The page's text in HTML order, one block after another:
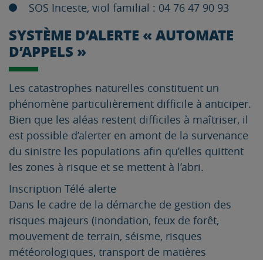
SOS Inceste, viol familial : 04 76 47 90 93
SYSTÈME D’ALERTE « AUTOMATE
D’APPELS »
Les catastrophes naturelles constituent un
phénomène particulièrement difficile à anticiper.
Bien que les aléas restent difficiles à maîtriser, il
est possible d’alerter en amont de la survenance
du sinistre les populations afin qu’elles quittent
les zones à risque et se mettent à l’abri.
Inscription Télé-alerte
Dans le cadre de la démarche de gestion des
risques majeurs (inondation, feux de forêt,
mouvement de terrain, séisme, risques
météorologiques, transport de matières